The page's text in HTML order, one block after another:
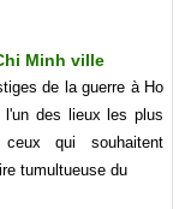
Minh ville
de la guerre à Ho
des lieux les plus
ceux qui souhaitent
tumultueuse du